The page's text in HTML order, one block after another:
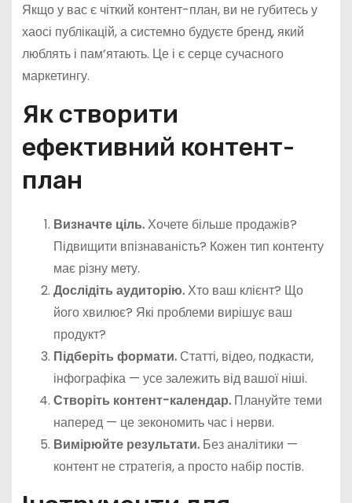
Якщо у вас є чіткий контент-план, ви не губитесь у
хаосі публікацій, а системно будуєте бренд, який
люблять і пам’ятають. Це і є серце сучасного
маркетингу.
Як створити
ефективний контент-
план
Визначте ціль.Хочете більше продажів?
Підвищити впізнаваність? Кожен тип контенту
має різну мету.
Дослідіть аудиторію.Хто ваш клієнт? Що
його хвилює? Які проблеми вирішує ваш
продукт?
Підберіть формати.Статті, відео, подкасти,
інфографіка — усе залежить від вашої ніші.
Створіть контент-календар.Плануйте теми
наперед — це зекономить час і нерви.
Вимірюйте результати.Без аналітики —
контент не стратегія, а просто набір постів.